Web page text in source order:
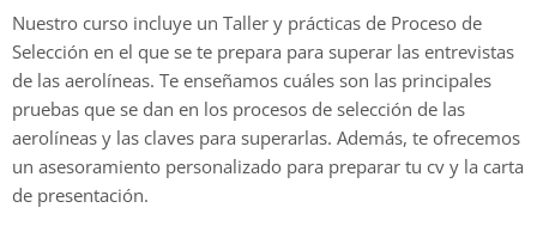
Nuestro curso incluye un Taller y prácticas de Proceso de
Selección en el que se te prepara para superar las entrevistas
de las aerolíneas. Te enseñamos cuáles son las principales
pruebas que se dan en los procesos de selección de las
aerolíneas y las claves para superarlas. Además, te ofrecemos
un asesoramiento personalizado para preparar tu cv y la carta
de presentación.